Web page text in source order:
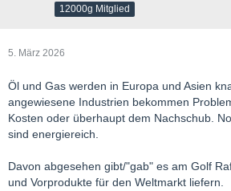
12000g Mitglied
5. März 2026
Öl und Gas werden in Europa und Asien
angewiesene Industrien bekommen
Kosten oder überhaupt dem Nachschub.
sind energiereich.
Davon abgesehen gibt/"gab" es am Golf
und Vorprodukte für den Weltmarkt liefern.